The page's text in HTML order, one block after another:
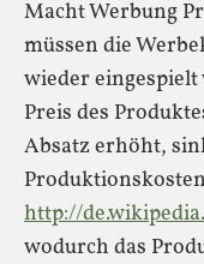
Macht Werbung
müssen die
wieder
Preis des
Absatz erhöht,
http://
wodurch das